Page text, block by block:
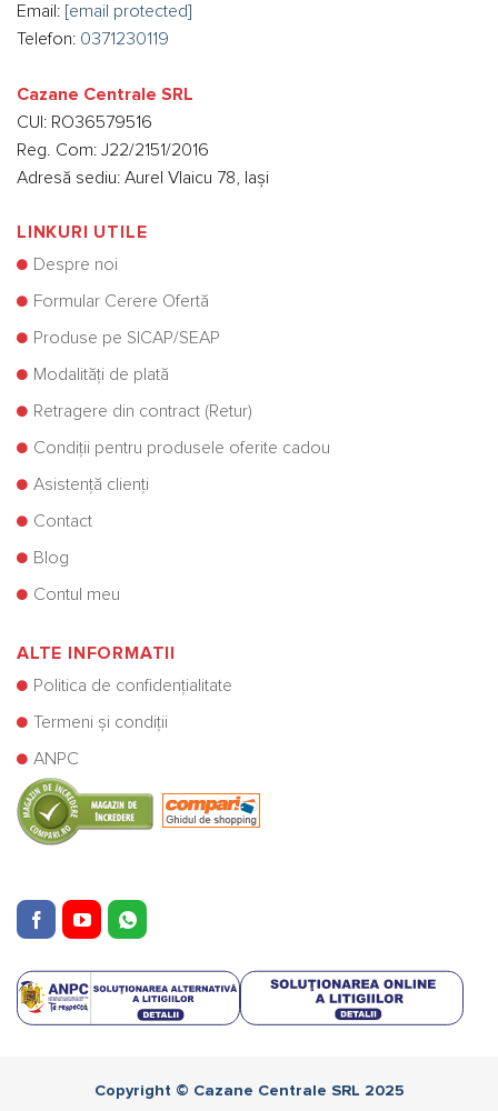
Email: [email protected]
Telefon: 0371230119
Cazane Centrale SRL
CUI: RO36579516
Reg. Com: J22/2151/2016
Adresă sediu: Aurel Vlaicu 78, Iași
LINKURI UTILE
Despre noi
Formular Cerere Ofertă
Produse pe SICAP/SEAP
Modalități de plată
Retragere din contract (Retur)
Condiții pentru produsele oferite cadou
Asistență clienți
Contact
Blog
Contul meu
ALTE INFORMATII
Politica de confidențialitate
Termeni și condiții
ANPC
Copyright © Cazane Centrale SRL 2025